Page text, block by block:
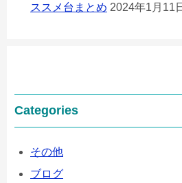
ススメ台まとめ 2024年1月11
Categories
その他
ブログ